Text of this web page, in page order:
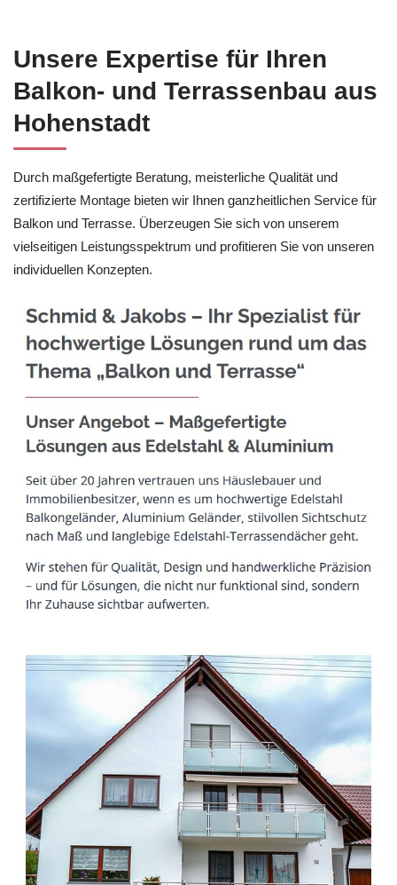
Unsere Expertise für Ihren
Balkon- und Terrassenbau aus
Hohenstadt
Durch maßgefertigte Beratung, meisterliche Qualität und
zertifizierte Montage bieten wir Ihnen ganzheitlichen Service für
Balkon und Terrasse. Überzeugen Sie sich von unserem
vielseitigen Leistungsspektrum und profitieren Sie von unseren
individuellen Konzepten.